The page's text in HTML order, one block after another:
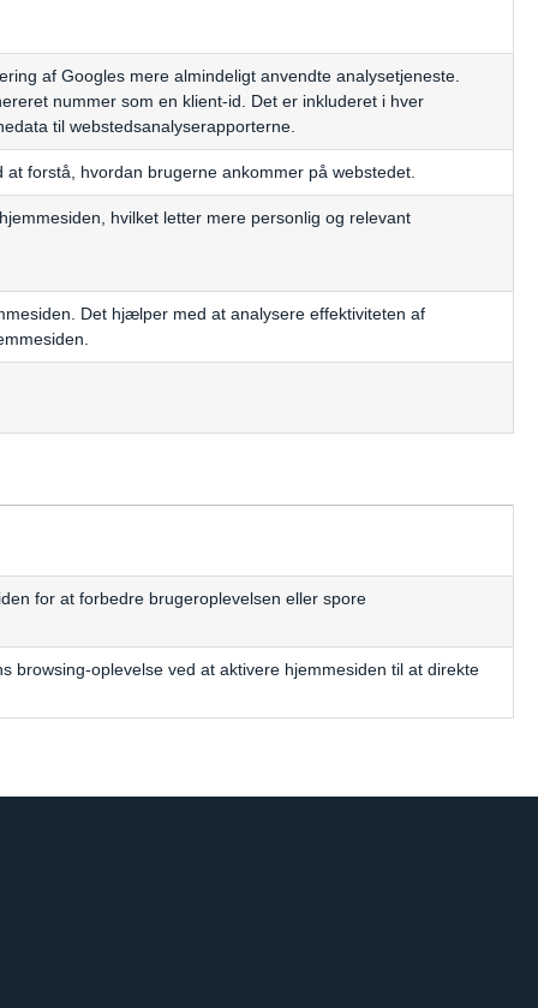
af Googles mere almindeligt anvendte analysetjeneste.
nummer som en klient-id. Det er inkluderet i hver
til webstedsanalyserapporterne.
forstå, hvordan brugerne ankommer på webstedet.
hvilket letter mere personlig og relevant
Det hjælper med at analysere effektiviteten af
for at forbedre brugeroplevelsen eller spore
browsing-oplevelse ved at aktivere hjemmesiden til at direkte